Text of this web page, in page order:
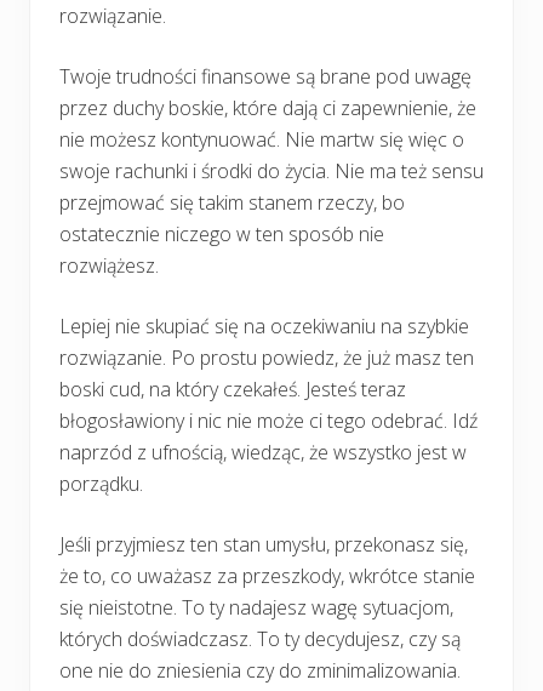
rozwiązanie.
Twoje trudności finansowe są brane pod uwagę
przez duchy boskie, które dają ci zapewnienie, że
nie możesz kontynuować. Nie martw się więc o
swoje rachunki i środki do życia. Nie ma też sensu
przejmować się takim stanem rzeczy, bo
ostatecznie niczego w ten sposób nie
rozwiążesz.
Lepiej nie skupiać się na oczekiwaniu na szybkie
rozwiązanie. Po prostu powiedz, że już masz ten
boski cud, na który czekałeś. Jesteś teraz
błogosławiony i nic nie może ci tego odebrać. Idź
naprzód z ufnością, wiedząc, że wszystko jest w
porządku.
Jeśli przyjmiesz ten stan umysłu, przekonasz się,
że to, co uważasz za przeszkody, wkrótce stanie
się nieistotne. To ty nadajesz wagę sytuacjom,
których doświadczasz. To ty decydujesz, czy są
one nie do zniesienia czy do zminimalizowania.